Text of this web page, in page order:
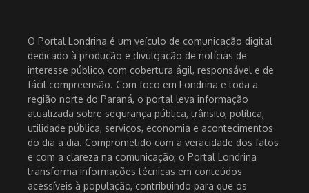
O Portal Londrina é um veículo de comunicação digital
dedicado à produção e divulgação de notícias de
interesse público, com cobertura ágil, responsável e de
fácil compreensão. Com foco em Londrina e toda a
região norte do Paraná, o portal leva informação
atualizada sobre segurança pública, trânsito, política,
utilidade pública, serviços, economia e acontecimentos
do dia a dia. Comprometido com a veracidade dos fatos
e com a clareza na comunicação, o Portal Londrina
transforma informações técnicas em conteúdos
acessíveis à população, contribuindo para que os